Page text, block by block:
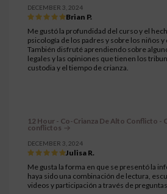
DECEMBER 3, 2024
Brian P.
Me gustó la profundidad del curso y el
psicología de los padres y sobre los niños
También disfruté aprendiendo sobre
legales y las opiniones que tienen los
custodia y el tiempo de crianza.
12 Hour - Co-Crianza De Alto Conflicto -
conflictos
DECEMBER 3, 2024
Julisa R.
Me gusta la forma en que se presentó la
haya sido una combinación de lectura,
videos y participación a través de